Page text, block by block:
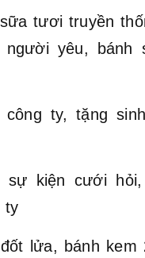
tươi truyền
yêu, bánh
ty, tặng
sự kiện cưới
ty
lửa, bánh kem